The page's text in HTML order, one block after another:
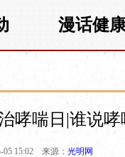
漫话健
哮喘日|谁说
05 15:02 来源： 光明网